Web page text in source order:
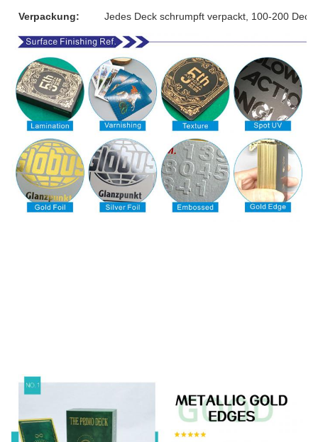
Verpackung: Jedes Deck schrumpft verpackt, 100-200